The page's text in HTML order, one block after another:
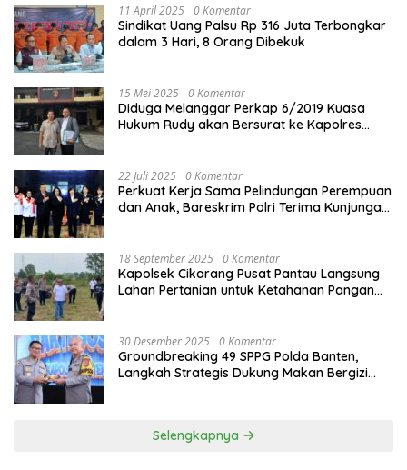
11 April 2025 0 Komentar
Sindikat Uang Palsu Rp 316 Juta Terbongkar
dalam 3 Hari, 8 Orang Dibekuk
15 Mei 2025 0 Komentar
Diduga Melanggar Perkap 6/2019 Kuasa
Hukum Rudy akan Bersurat ke Kapolres
22 Juli 2025 0 Komentar
Perkuat Kerja Sama Pelindungan Perempuan
dan Anak, Bareskrim Polri Terima Kunjungan
18 September 2025 0 Komentar
Kapolsek Cikarang Pusat Pantau Langsung
Lahan Pertanian untuk Ketahanan Pangan
30 Desember 2025 0 Komentar
Groundbreaking 49 SPPG Polda Banten,
Langkah Strategis Dukung Makan Bergizi
Selengkapnya